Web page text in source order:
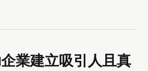
業建立吸引人且真